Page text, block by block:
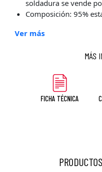
soldadura se vende
Composición: 95%
Ver más
MÁS
FICHA TÉCNICA